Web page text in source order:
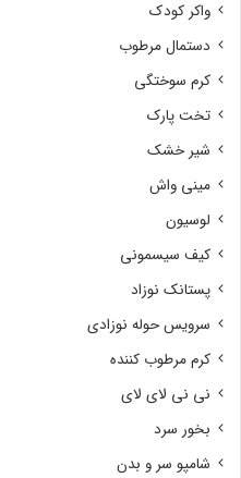
واکر کودک
دستمال مرطوب
کرم سوختگی
تخت پارک
شیر خشک
مینی واش
لوسیون
کیف سیسمونی
پستانک نوزاد
سرویس حوله نوزادی
کرم مرطوب کننده
نی نی لای لای
بخور سرد
شامپو سر و بدن